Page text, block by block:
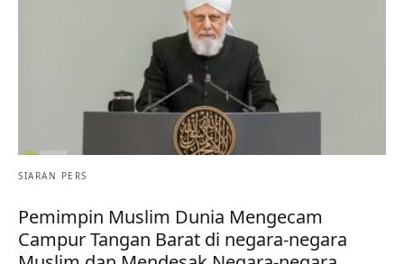
SIARAN PERS
Pemimpin Muslim Dunia Mengecam
Campur Tangan Barat di negara-negara